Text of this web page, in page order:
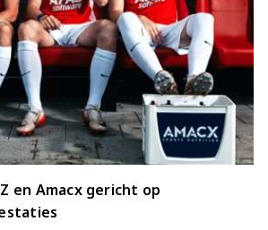
en Amacx gericht op